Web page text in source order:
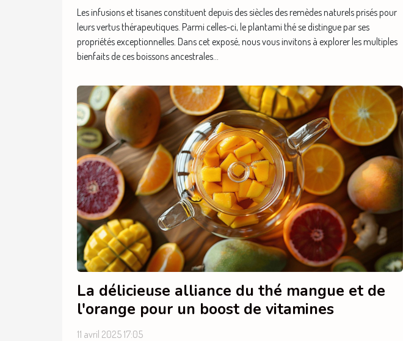
Les infusions et tisanes constituent depuis des siècles des remèdes naturels prisés pour
leurs vertus thérapeutiques. Parmi celles-ci, le plantami thé se distingue par ses
propriétés exceptionnelles. Dans cet exposé, nous vous invitons à explorer les multiples
bienfaits de ces boissons ancestrales...
La délicieuse alliance du thé mangue et de
l'orange pour un boost de vitamines
11 avril 2025 17:05